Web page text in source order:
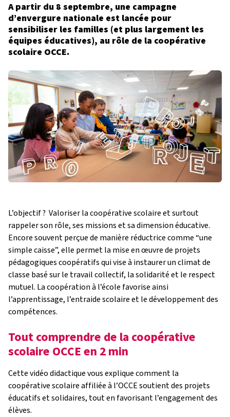
A partir du 8 septembre, une campagne
d’envergure nationale est lancée pour
sensibiliser les familles (et plus largement les
équipes éducatives), au rôle de la coopérative
scolaire OCCE.
L’objectif ? Valoriser la coopérative scolaire et surtout
rappeler son rôle, ses missions et sa dimension éducative.
Encore souvent perçue de manière réductrice comme “une
simple caisse”, elle permet la mise en œuvre de projets
pédagogiques coopératifs qui vise à instaurer un climat de
classe basé sur le travail collectif, la solidarité et le respect
mutuel. La coopération à l’école favorise ainsi
l’apprentissage, l’entraide scolaire et le développement des
compétences.
Tout comprendre de la coopérative
scolaire OCCE en 2 min
Cette vidéo didactique vous explique comment la
coopérative scolaire affiliée à l’OCCE soutient des projets
éducatifs et solidaires, tout en favorisant l’engagement des
élèves.